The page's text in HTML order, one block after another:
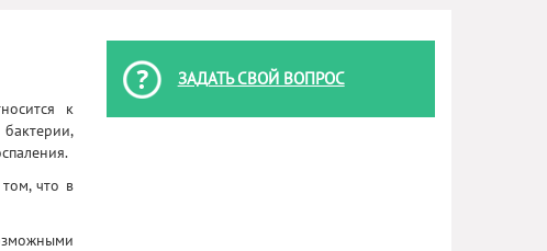
к
что в
ЗАДАТЬ СВОЙ ВОПРОС